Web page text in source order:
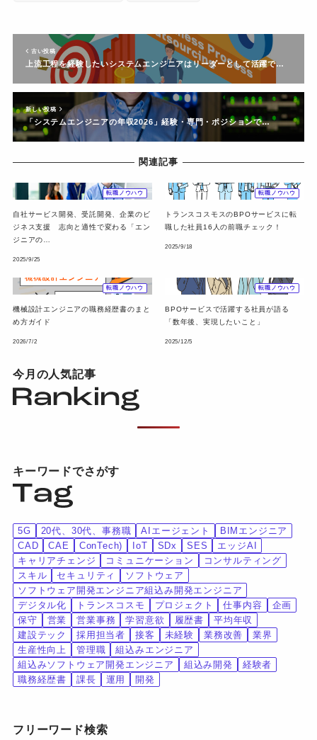
古い投稿
上流工程を経験したいシステムエンジニアはリーダーとして活躍で…
新しい投稿
「システムエンジニアの年収2026」経験・専門・ポジションで…
関連記事
転職ノウハウ
自社サービス開発、受託開発、企業のビ
ジネス支援 志向と適性で変わる「エン
ジニアの…
2025/9/25
転職ノウハウ
トランスコスモスのBPOサービスに転
職した社員16人の前職チェック！
2025/9/18
転職ノウハウ
機械設計エンジニアの職務経歴書のまと
め方ガイド
2026/7/2
転職ノウハウ
BPOサービスで活躍する社員が語る
「数年後、実現したいこと」
2025/12/5
今月の人気記事
キーワードでさがす
5G 20代、30代、事務職 AIエージェント
BIMエンジニア
CAD
CAE ConTech) IoT SDx SES
エッジAI
キャリアチェンジ
コミュニケーション
コンサルティング
スキル
セキュリティ
ソフトウェア
ソフトウェア開発エンジニア組込み開発エンジニア
デジタル化
トランスコスモ プロジェクト 仕事内容
企画
保守
営業 営業事務 学習意欲 履歴書
平均年収
建設テック
採用担当者 接客 未経験 業務改善
業界
生産性向上
管理職
組込みエンジニア
組込みソフトウェア開発エンジニア
組込み開発
経験者
職務経歴書
課長 運用 開発
フリーワード検索